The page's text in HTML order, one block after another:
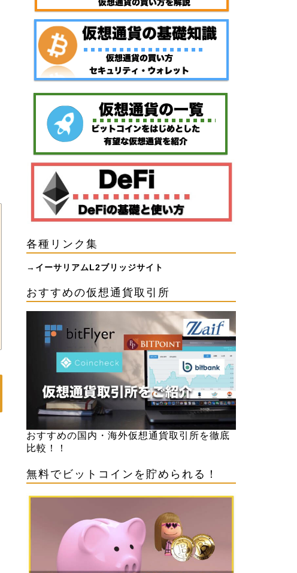
各種リンク集
→ イーサリアムL2ブリッジサイト
おすすめの仮想通貨取引所
おすすめの国内・海外仮想通貨取引所を徹底
比較！！
無料でビットコインを貯められる！